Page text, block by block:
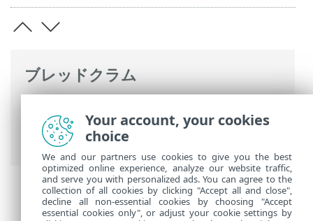
ブレッドクラム
Security for Linux>概要> リモートで
ESET Server Security for Linuxを管理
Your account, your cookies
choice
We and our partners use cookies to give you the best
optimized online experience, analyze our website traffic,
and serve you with personalized ads. You can agree to the
collection of all cookies by clicking "Accept all and close",
decline all non-essential cookies by choosing "Accept
essential cookies only", or adjust your cookie settings by